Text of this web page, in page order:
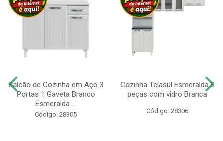
Balcão de Cozinha em Aço 3
Portas 1 Gaveta Branco
Esmeralda ...
Código: 28305
Cozinha Telasul Esmeralda.3
peças com vidro Branca
Código: 28306